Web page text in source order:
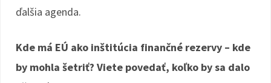
ďalšia agenda.
Kde má EÚ ako inštitúcia finančné rezervy – kde
by mohla šetriť? Viete povedať, koľko by sa dalo